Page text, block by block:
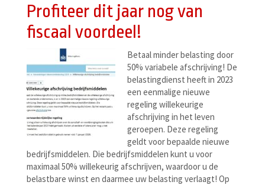
Profiteer dit jaar nog van
fiscaal voordeel!
Betaal minder belasting door
50% variabele afschrijving! De
belastingdienst heeft in 2023
een eenmalige nieuwe
regeling willekeurige
afschrijving in het leven
geroepen. Deze regeling
geldt voor bepaalde nieuwe
bedrijfsmiddelen. Die bedrijfsmiddelen kunt u voor
maximaal 50% willekeurig afschrijven, waardoor u de
belastbare winst en daarmee uw belasting verlaagt! Op